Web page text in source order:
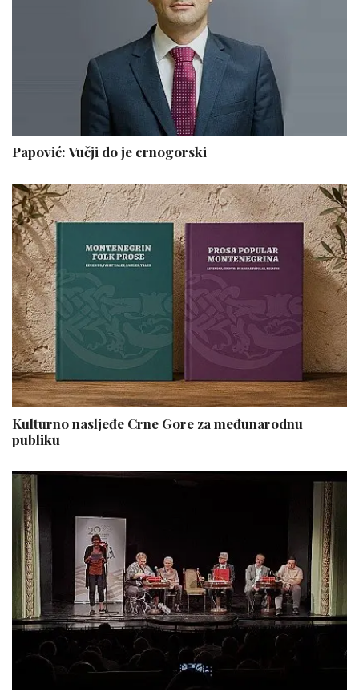
Papović: Vučji do je crnogorski
Kulturno nasljeđe Crne Gore za međunarodnu
publiku